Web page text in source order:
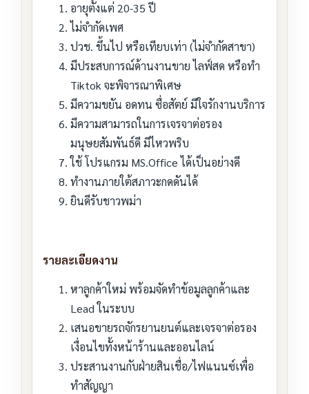
อายุตั้งแต่ 20-35 ปี
ไม่จำกัดเพศ
ปวช. ขึ้นไป หรือเทียบเท่า (ไม่จำกัดสาขา)
มีประสบการณ์ด้านงานขาย ไลฟ์สด หรือทำ
Tiktok จะพิจารณาพิเศษ
มีความขยัน อดทน ซื่อสัตย์ มีใจรักงานบริการ
มีความสามารถในการเจรจาต่อรอง
มนุษยสัมพันธ์ดี มีไหวพริบ
ใช้ โปรแกรม MS.Office ได้เป็นอย่างดี
ทำงานภายใต้สภาวะกดดันได้
ยินดีรับชาวพม่า
รายละเอียดงาน
หาลูกค้าใหม่ พร้อมจัดทำข้อมูลลูกค้าและ
Lead ในระบบ
เสนอขายรถจักรยานยนต์และเจรจาต่อรอง
เงื่อนไขทั้งหน้าร้านและออนไลน์
ประสานงานกับฝ่ายสินเชื่อ/ไฟแนนซ์เพื่อ
ทำสัญญา